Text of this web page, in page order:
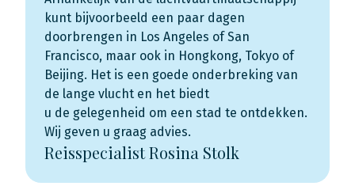
kunt bijvoorbeeld een paar dagen
doorbrengen in Los Angeles of San
Francisco, maar ook in Hongkong, Tokyo of
Beijing. Het is een goede onderbreking van
de lange vlucht en het biedt
u de gelegenheid om een stad te ontdekken.
Wij geven u graag advies.
Reisspecialist Rosina Stolk